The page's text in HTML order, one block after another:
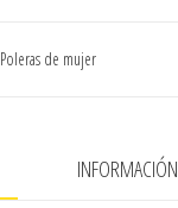
Poleras de mujer